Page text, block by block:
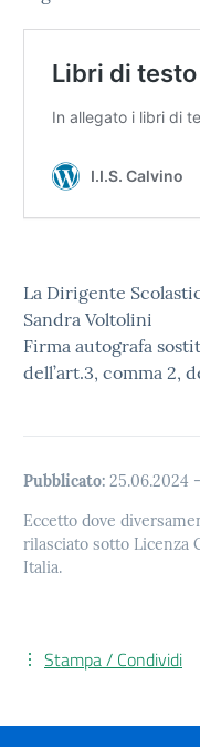
La Dirigente
Sandra Voltolini
Firma autografa
dell’art.3, comma 2,
Pubblicato: 25.06.2024 -
Eccetto dove
rilasciato sotto Licenza
Italia.
Stampa / Condividi